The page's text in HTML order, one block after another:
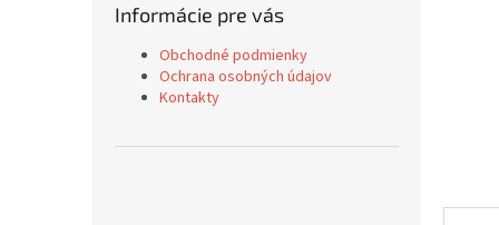
Informácie pre vás
Obchodné podmienky
Ochrana osobných údajov
Kontakty